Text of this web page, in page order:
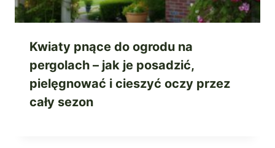
Kwiaty pnące do ogrodu na
pergolach – jak je posadzić,
pielęgnować i cieszyć oczy przez
cały sezon